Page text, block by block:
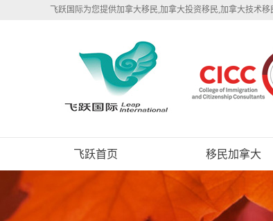
飞跃国际为您提供加拿大移民,加拿大投资移民,加拿大技术
飞跃首页 移民加拿大